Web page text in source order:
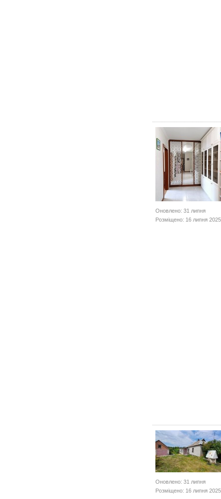
Оновлено: 31 липня
Розміщено: 16 липня 2025
Оновлено: 31 липня
Розміщено: 16 липня 2025